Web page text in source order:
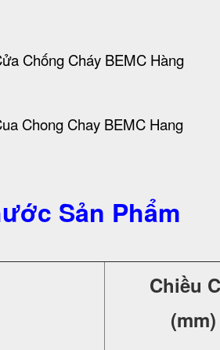
Sản Phẩm
Chiều
(mm)